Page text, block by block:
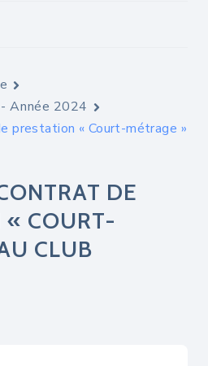
Année 2024
prestation « Court-métrage »
DE
« COURT-
CLUB